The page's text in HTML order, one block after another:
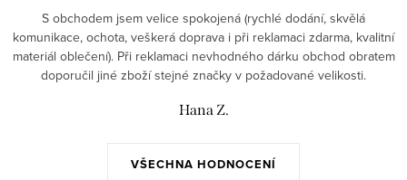
VŠECHNA HODNOCENÍ
S obchodem jsem velice spokojená (rychlé dodání, skvělá
komunikace, ochota, veškerá doprava i při reklamaci zdarma, kvalitní
materiál oblečení). Při reklamaci nevhodného dárku obchod obratem
doporučil jiné zboží stejné značky v požadované velikosti.
Hana Z.